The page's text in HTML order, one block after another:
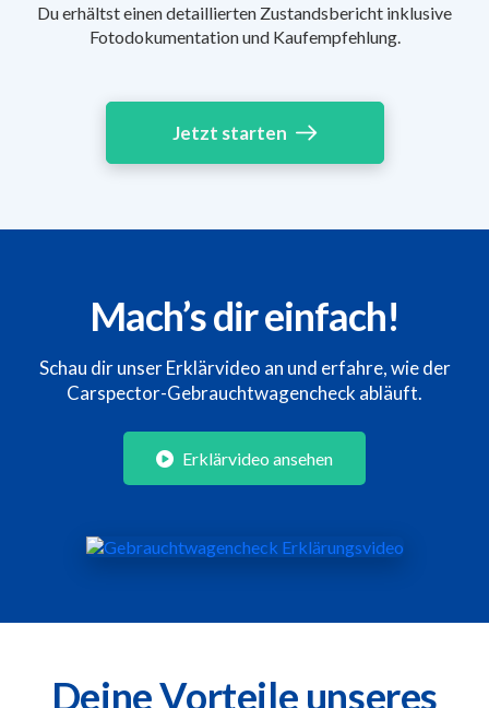
Du erhältst einen detaillierten Zustandsbericht inklusive
Fotodokumentation und Kaufempfehlung.
Jetzt starten
Mach’s dir einfach!
Schau dir unser Erklärvideo an und erfahre, wie der
Carspector-Gebrauchtwagencheck abläuft.
Erklärvideo ansehen
Deine Vorteile unseres